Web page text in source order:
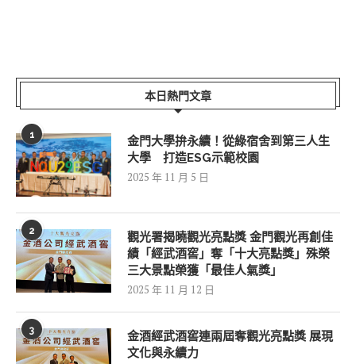
本日熱門文章
1
金門大學拚永續！從綠宿舍到第三人生
大學 打造ESG示範校園
2025 年 11 月 5 日
2
觀光署揭曉觀光亮點獎 金門觀光再創佳
績「經武酒窖」奪「十大亮點獎」殊榮
三大景點榮獲「最佳人氣獎」
2025 年 11 月 12 日
3
金酒經武酒窖連兩屆奪觀光亮點獎 展現
文化與永續力